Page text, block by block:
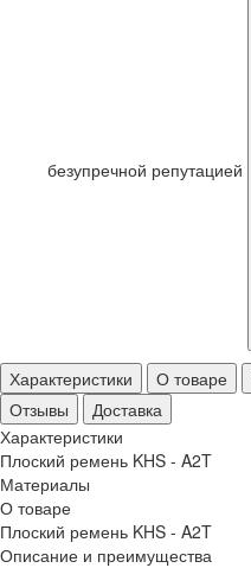
безупречной репутацией
Характеристики
О товаре
Отзывы
Доставка
Характеристики
Плоский ремень KHS - A2T
Материалы
О товаре
Плоский ремень KHS - A2T
Описание и преимущества